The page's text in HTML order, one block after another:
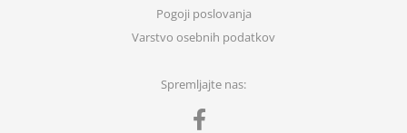
Pogoji poslovanja
Varstvo osebnih podatkov
Spremljajte nas: